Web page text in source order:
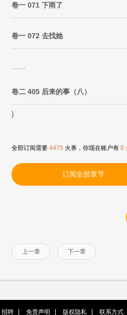
卷一 071 下雨了
卷一 072 去找她
卷二 405 后来的事（八）
}
全部订阅需要 4475 火券，你现在账户有 0
订阅全部章节
上一章 下一章
招聘 免责声明 版权隐私 联系方式